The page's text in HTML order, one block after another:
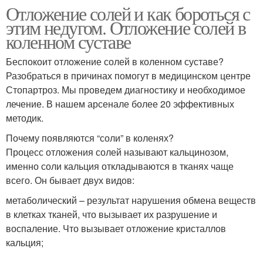
Отложение солей и как бороться с
этим недугом. Отложение солей в
коленном суставе
Беспокоит отложение солей в коленном суставе?
Разобраться в причинах помогут в медицинском центре
Стопартроз. Мы проведем диагностику и необходимое
лечение. В нашем арсенале более 20 эффективных
методик.
Почему появляются “соли” в коленях?
Процесс отложения солей называют кальцинозом,
именно соли кальция откладываются в тканях чаще
всего. Он бывает двух видов:
метаболический – результат нарушения обмена веществ
в клетках тканей, что вызывает их разрушение и
воспаление. Что вызывает отложение кристаллов
кальция;